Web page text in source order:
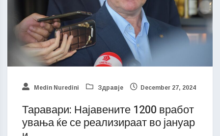
Medin Nuredini Здравје December 27, 2024
Таравари: Најавените 1200 вработ
увања ќе се реализираат во јануар